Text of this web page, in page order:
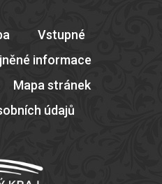
Vstupné
informace
Mapa stránek
údajů